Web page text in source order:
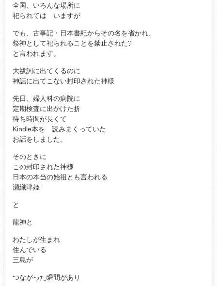
全国、いろんな場所に
祀られては いますが
でも、古事記・日本書紀からその名を省かれ、
祭神として祀られることを禁止された?
と言われます。
大祓詞に出てくるのに
神話に出てこない封印された神様
先日、婦人科の病院に
定期検査に出かけた折
待ち時間が長くて
Kindle本を 読みまくっていた
お話をしました。
そのときに
この封印された神様
日本の本当の始祖とも言われる
瀬織津姫
と
龍神と
わたしが生まれ
住んでいる
三島が
つながった瞬間があり